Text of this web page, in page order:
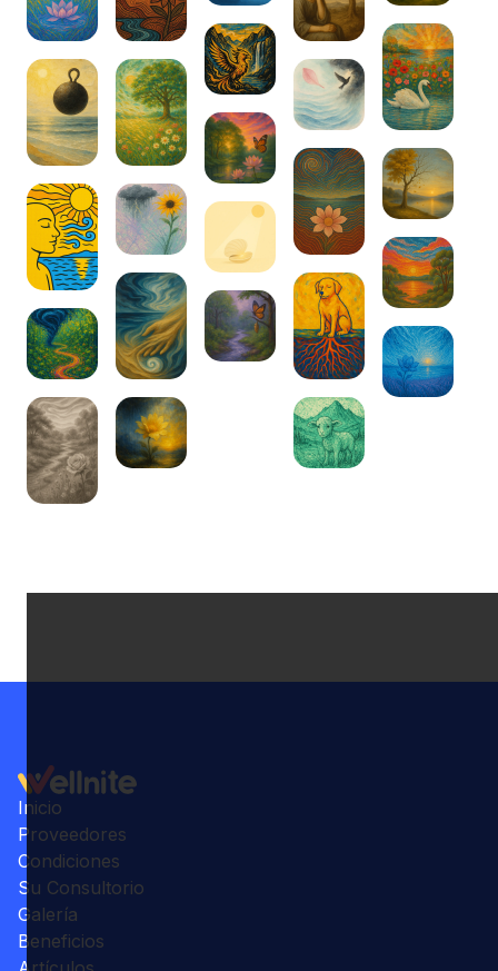
Inicio
Proveedores
Condiciones
Su Consultorio
Galería
Beneficios